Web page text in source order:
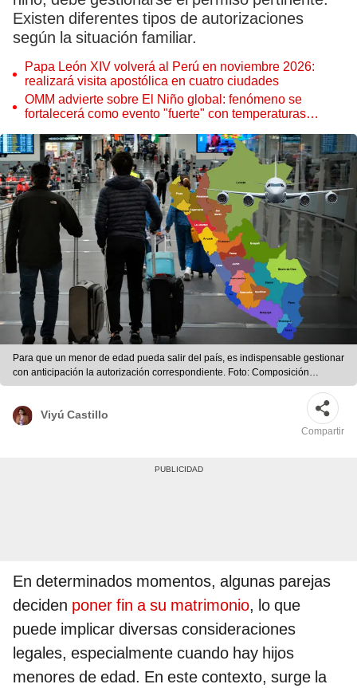
Existen diferentes tipos de autorizaciones
según la situación familiar.
Papa León XIV volverá al Perú en noviembre 2026:
realizará visita apostólica en cuatro ciudades
OMM advierte sobre El Niño global: fenómeno se
fortalecerá como evento "fuerte" con temperaturas
Para que un menor de edad pueda salir del país, es indispensable gestionar
con anticipación la autorización correspondiente. Foto: Composición
LR/Freepik
Viyú Castillo
Compartir
En determinados momentos, algunas parejas
deciden poner fin a su matrimonio, lo que
puede implicar diversas consideraciones
legales, especialmente cuando hay hijos
menores de edad. En este contexto, surge la